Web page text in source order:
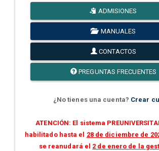
ADMISIONES
MANUALES
CONTACTOS
PREGUNTAS FRECUENTES
¿No tienes una cuenta? Crear
ATENCIÓN: El sistema
habilitado hasta el 28 de diciembre de
se reanudará el 2 de enero de la